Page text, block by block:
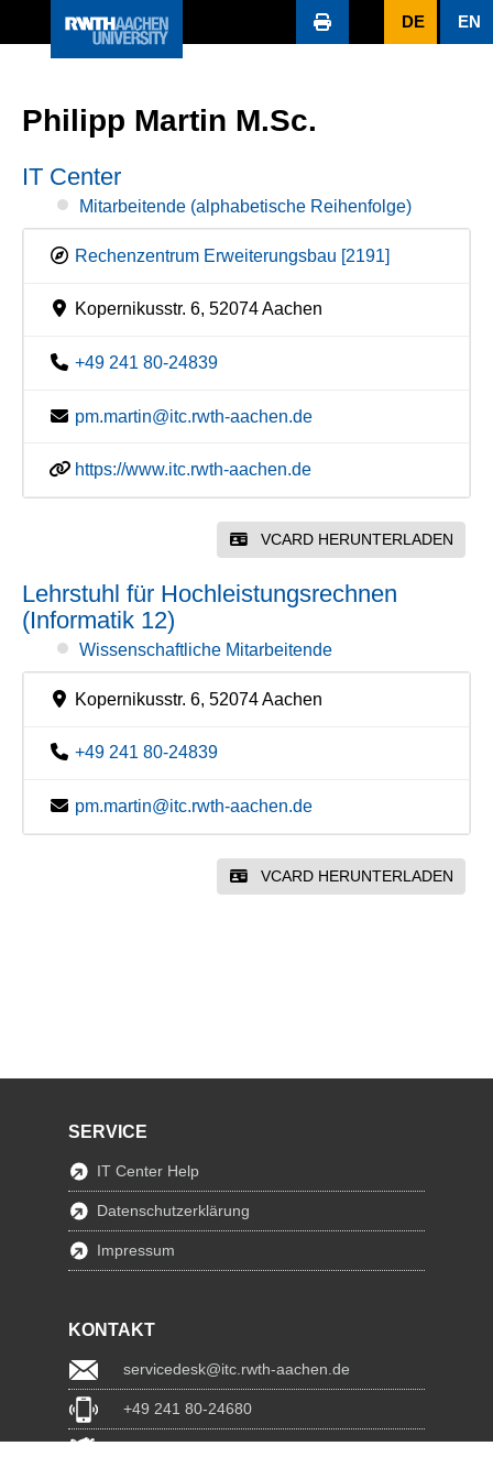
DE EN
Philipp Martin M.Sc.
IT Center
Mitarbeitende (alphabetische Reihenfolge)
Rechenzentrum Erweiterungsbau [2191]
Kopernikusstr. 6, 52074 Aachen
+49 241 80-24839
pm.martin@itc.rwth-aachen.de
https://www.itc.rwth-aachen.de
VCARD HERUNTERLADEN
Lehrstuhl für Hochleistungsrechnen
(Informatik 12)
Wissenschaftliche Mitarbeitende
Kopernikusstr. 6, 52074 Aachen
+49 241 80-24839
pm.martin@itc.rwth-aachen.de
VCARD HERUNTERLADEN
SERVICE
IT Center Help
Datenschutzerklärung
Impressum
KONTAKT
servicedesk@itc.rwth-aachen.de
+49 241 80-24680